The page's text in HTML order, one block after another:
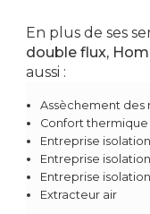
En plus de ses
double flux,
aussi :
Assèchement des
Confort thermique
Entreprise isolation
Entreprise
Entreprise
Extracteur air